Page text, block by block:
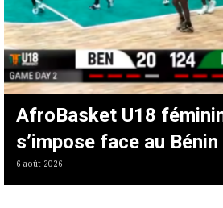
AfroBasket U18
s’impose face au
6 août 2026